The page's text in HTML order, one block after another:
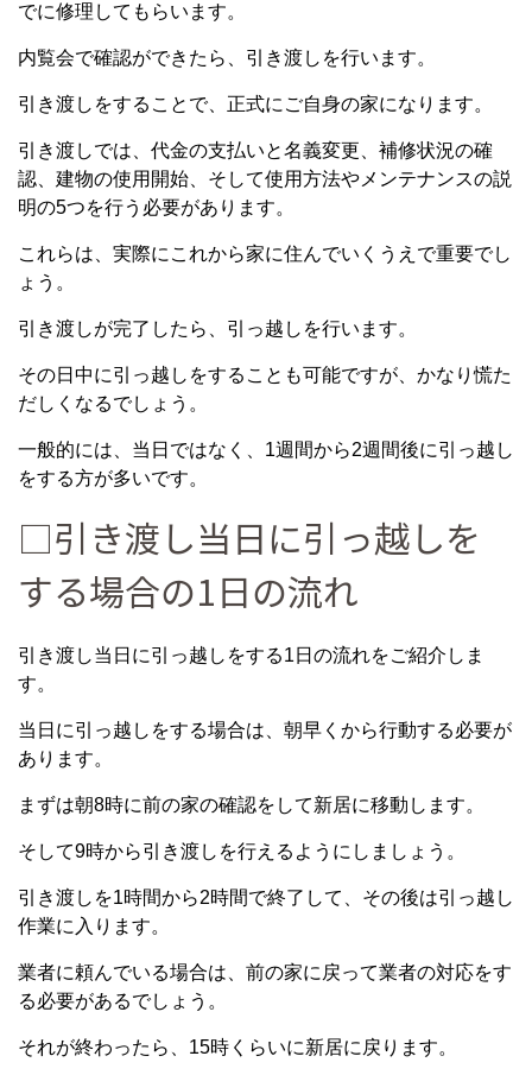
でに修理してもらいます。
内覧会で確認ができたら、引き渡しを行います。
引き渡しをすることで、正式にご自身の家になります。
引き渡しでは、代金の支払いと名義変更、補修状況の確
認、建物の使用開始、そして使用方法やメンテナンスの説
明の5つを行う必要があります。
これらは、実際にこれから家に住んでいくうえで重要でし
ょう。
引き渡しが完了したら、引っ越しを行います。
その日中に引っ越しをすることも可能ですが、かなり慌た
だしくなるでしょう。
一般的には、当日ではなく、1週間から2週間後に引っ越し
をする方が多いです。
□引き渡し当日に引っ越しを
する場合の1日の流れ
引き渡し当日に引っ越しをする1日の流れをご紹介しま
す。
当日に引っ越しをする場合は、朝早くから行動する必要が
あります。
まずは朝8時に前の家の確認をして新居に移動します。
そして9時から引き渡しを行えるようにしましょう。
引き渡しを1時間から2時間で終了して、その後は引っ越し
作業に入ります。
業者に頼んでいる場合は、前の家に戻って業者の対応をす
る必要があるでしょう。
それが終わったら、15時くらいに新居に戻ります。